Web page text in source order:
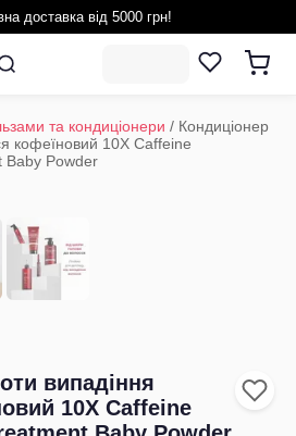
доставка від 5000 грн!
та кондиціонери / Кондиціонер
кофеїновий 10X Caffeine
Baby Powder
випадіння
10X Caffeine